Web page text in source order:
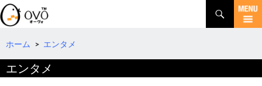
検
索
コ
テ
へ
ホーム > エンタメ
エンタメ